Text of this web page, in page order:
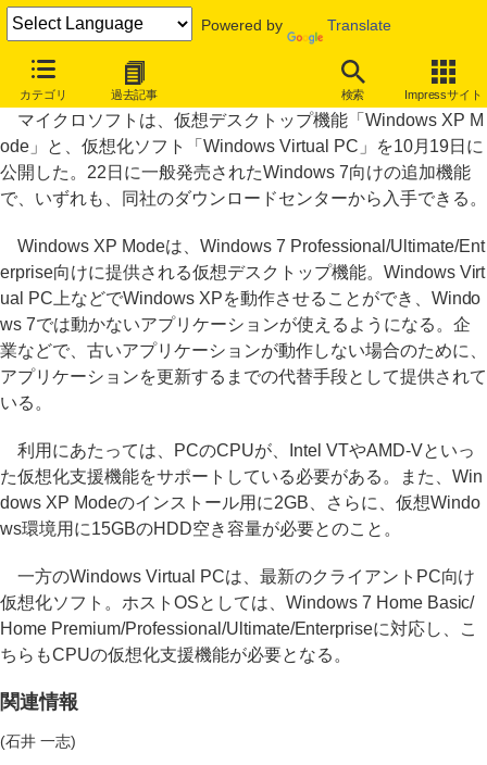
Powered by Translate
カテゴリ 過去記事 検索 Impressサイト
Windows XP ModeとWindows Virtual PCがダウンロード可能に
マイクロソフトは、仮想デスクトップ機能「Windows XP M
ode」と、仮想化ソフト「Windows Virtual PC」を10月19日に
公開した。22日に一般発売されたWindows 7向けの追加機能
で、いずれも、同社のダウンロードセンターから入手できる。
Windows XP Modeは、Windows 7 Professional/Ultimate/Ent
erprise向けに提供される仮想デスクトップ機能。Windows Virt
ual PC上などでWindows XPを動作させることができ、Windo
ws 7では動かないアプリケーションが使えるようになる。企
業などで、古いアプリケーションが動作しない場合のために、
アプリケーションを更新するまでの代替手段として提供されて
いる。
利用にあたっては、PCのCPUが、Intel VTやAMD-Vといっ
た仮想化支援機能をサポートしている必要がある。また、Win
dows XP Modeのインストール用に2GB、さらに、仮想Windo
ws環境用に15GBのHDD空き容量が必要とのこと。
一方のWindows Virtual PCは、最新のクライアントPC向け
仮想化ソフト。ホストOSとしては、Windows 7 Home Basic/
Home Premium/Professional/Ultimate/Enterpriseに対応し、こ
ちらもCPUの仮想化支援機能が必要となる。
関連情報
(石井 一志)